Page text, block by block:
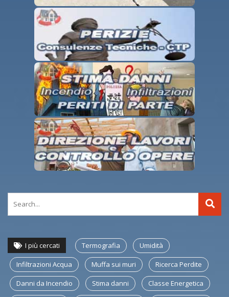
I più cercati Termografia Umidità
Infiltrazioni Acqua Muffa sui muri Ricerca Perdite
Danni da Incendio Stima danni Classe Energetica